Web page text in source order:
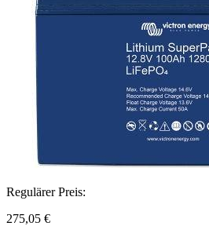
Regulärer Preis:
275,05 €